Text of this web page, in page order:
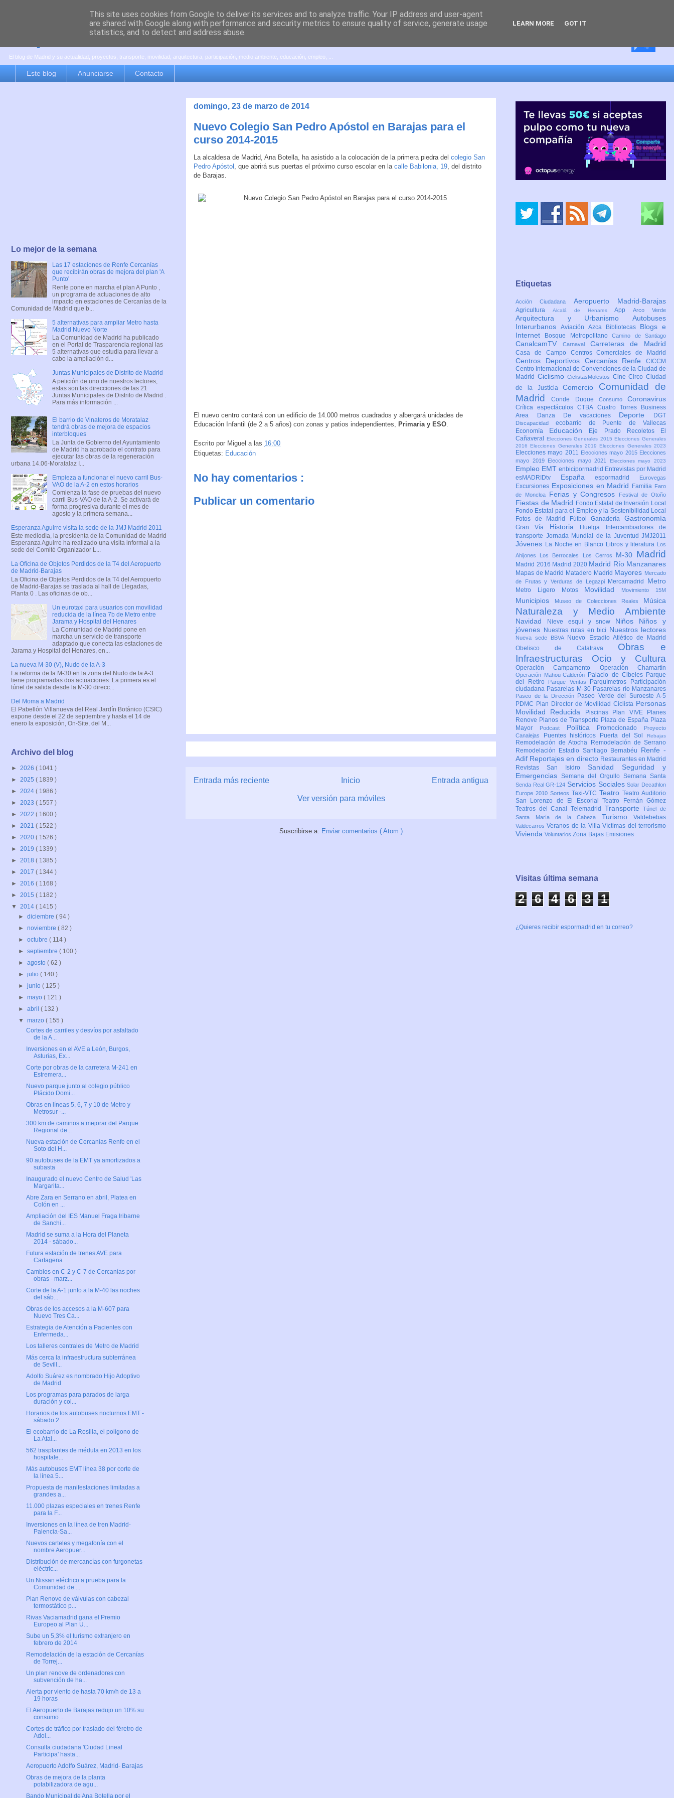
es por madrid
El blog de Madrid y su actualidad, proyectos, transporte, movilidad, arquitectura, participación, medio ambiente, educación, empleo, ...
Este blog Anunciarse Contacto
domingo, 23 de marzo de 2014
Nuevo Colegio San Pedro Apóstol en Barajas para el
curso 2014-2015
La alcaldesa de Madrid, Ana Botella, ha asistido a la colocación de la primera piedra del colegio San
Pedro Apóstol
, que abrirá sus puertas el próximo curso escolar en la calle Babilonia, 19 , del distrito
de Barajas.
El nuevo centro contará con un edificio de 14.000 metros cuadrados y albergará unidades de
Educación Infantil (de 2 a 5 años) con zonas y patios independientes,
Primaria y ESO
Escrito por Miguel a las 16:00
Etiquetas: Educación
No hay comentarios :
Publicar un comentario
Entrada más reciente Entrada antigua
Inicio
Ver versión para móviles
Suscribirse a: Enviar comentarios ( Atom )
Lo mejor de la semana
Las 17 estaciones de Renfe Cercanías
que recibirán obras de mejora del plan 'A
Punto'
Renfe pone en marcha el plan A Punto ,
un programa de actuaciones de alto
impacto en estaciones de Cercanías de la
Comunidad de Madrid que b...
5 alternativas para ampliar Metro hasta
Madrid Nuevo Norte
La Comunidad de Madrid ha publicado
en el Portal de Trasparencia regional las
5 alternativas que estudia para llevar a
cabo la ampliación d...
Juntas Municipales de Distrito de Madrid
A petición de uno de nuestros lectores,
estas son las direcciones de las 21
Juntas Municipales de Distrito de Madrid .
Para más información ...
El barrio de Vinateros de Moratalaz
tendrá obras de mejora de espacios
interbloques
La Junta de Gobierno del Ayuntamiento
de Madrid ha aprobado el contrato para
ejecutar las obras de la regeneración
urbana 14.06-Moratalaz I...
Empieza a funcionar el nuevo carril Bus-
VAO de la A-2 en estos horarios
Comienza la fase de pruebas del nuevo
carril Bus-VAO de la A-2. Se activará de
forma progresiva durante el mes de
agosto y la primera semana...
Esperanza Aguirre visita la sede de la JMJ Madrid 2011
Este mediodía, la presidenta de la Comunidad de Madrid
Esperanza Aguirre ha realizado una visita informal a la
sede del Comité Organizador L...
La Oficina de Objetos Perdidos de la T4 del Aeropuerto
de Madrid-Barajas
La Oficina de Objetos Perdidos de la T4 del Aeropuerto
de Madrid-Barajas se traslada al hall de Llegadas,
Planta 0 . Las oficinas de ob...
Un eurotaxi para usuarios con movilidad
reducida de la línea 7b de Metro entre
Jarama y Hospital del Henares
La Comunidad de Madrid pone en
marcha un servicio de transporte
adaptado que conecta las estaciones de
Jarama y Hospital del Henares, en...
La nueva M-30 (V), Nudo de la A-3
La reforma de la M-30 en la zona del Nudo de la A-3
tiene programadas dos actuaciones: La primera es el
túnel de salida desde la M-30 direcc...
Del Moma a Madrid
El Pabellón Villanueva del Real Jardín Botánico (CSIC)
expone desde el 22 de septiembre y hasta el 14 de
enero la exposición, On-Site, del M...
Archivo del blog
► 2026 ( 1041 )
► 2025 ( 1839 )
► 2024 ( 1986 )
► 2023 ( 1557 )
► 2022 ( 1600 )
► 2021 ( 1522 )
► 2020 ( 1526 )
► 2019 ( 1339 )
► 2018 ( 1385 )
► 2017 ( 1344 )
► 2016 ( 1168 )
► 2015 ( 1182 )
▼ 2014 ( 1415 )
►diciembre( 94 )
►noviembre( 82 )
►octubre( 114 )
►septiembre( 100 )
►agosto( 62 )
►julio( 140 )
►junio( 125 )
►mayo( 121 )
►abril( 132 )
▼marzo( 155 )
Cortes de carriles y desvíos por asfaltado
de la A...
Inversiones en el AVE a León, Burgos,
Asturias, Ex...
Corte por obras de la carretera M-241 en
Estremera...
Nuevo parque junto al colegio público
Plácido Domi...
Obras en líneas 5, 6, 7 y 10 de Metro y
Metrosur -...
300 km de caminos a mejorar del Parque
Regional de...
Nueva estación de Cercanías Renfe en el
Soto del H...
90 autobuses de la EMT ya amortizados a
subasta
Inaugurado el nuevo Centro de Salud 'Las
Margarita...
Abre Zara en Serrano en abril, Platea en
Colón en ...
Ampliación del IES Manuel Fraga Iribarne
de Sanchi...
Madrid se suma a la Hora del Planeta
2014 - sábado...
Futura estación de trenes AVE para
Cartagena
Cambios en C-2 y C-7 de Cercanías por
obras - marz...
Corte de la A-1 junto a la M-40 las noches
del sáb...
Obras de los accesos a la M-607 para
Nuevo Tres Ca...
Estrategia de Atención a Pacientes con
Enfermeda...
Los talleres centrales de Metro de Madrid
Más cerca la infraestructura subterránea
de Sevill...
Adolfo Suárez es nombrado Hijo Adoptivo
de Madrid
Los programas para parados de larga
duración y col...
Horarios de los autobuses nocturnos EMT -
sábado 2...
El ecobarrio de La Rosilla, el polígono de
La Atal...
562 trasplantes de médula en 2013 en los
hospitale...
Más autobuses EMT línea 38 por corte de
la línea 5...
Propuesta de manifestaciones limitadas a
grandes a...
11.000 plazas especiales en trenes Renfe
para la F...
Inversiones en la línea de tren Madrid-
Palencia-Sa...
Nuevos carteles y megafonía con el
nombre Aeropuer...
Distribución de mercancías con furgonetas
eléctric...
Un Nissan eléctrico a prueba para la
Comunidad de ...
Plan Renove de válvulas con cabezal
termostático p...
Rivas Vaciamadrid gana el Premio
Europeo al Plan U...
Sube un 5,3% el turismo extranjero en
febrero de 2014
Remodelación de la estación de Cercanías
de Torrej...
Un plan renove de ordenadores con
subvención de ha...
Alerta por viento de hasta 70 km/h de 13 a
19 horas
El Aeropuerto de Barajas redujo un 10% su
consumo ...
Cortes de tráfico por traslado del féretro de
Adol...
Consulta ciudadana 'Ciudad Lineal
Participa' hasta...
Aeropuerto Adolfo Suárez, Madrid- Barajas
Obras de mejora de la planta
potabilizadora de agu...
Bando Municipal de Ana Botella por el
Etiquetas
Acción Ciudadana Aeropuerto Madrid-Barajas
Agricultura Alcalá de HenaresAppArco Verde
Arquitectura y Urbanismo Autobuses
Interurbanos Aviación Azca Bibliotecas Blogs e
Internet
Bosque MetropolitanoCamino de Santiago
CanalcamTV Carnaval Carreteras de Madrid
Casa de Campo Centros Comerciales de Madrid
Centros Deportivos Cercanías Renfe CICCM
Centro Internacional de Convenciones de la Ciudad de
Madrid CiclismoCiclistasMolestos CineCircoCiudad
de la JusticiaComercio Comunidad de
MadridConde Duque Consumo Coronavirus
Crítica espectáculosCTBA Cuatro Torres Business
Area
Danza De vacaciones Deporte DGT
Discapacidad ecobarrio de Puente de Vallecas
Economía Educación Eje Prado Recoletos
El
Cañaveral
Elecciones Generales 2015 Elecciones Generales
2016 Elecciones Generales 2019 Elecciones Generales 2023
Elecciones mayo 2011 Elecciones mayo 2015 Elecciones
mayo 2019
Elecciones mayo 2021 Elecciones mayo 2023
Empleo EMT enbicipormadrid Entrevistas por Madrid
esMADRIDtv Españaespormadrid Eurovegas
Excursiones Exposiciones en Madrid Familia Faro
de Moncloa
Ferias y Congresos Festival de Otoño
Fiestas de Madrid Fondo Estatal de Inversión Local
Fondo Estatal para el Empleo y la Sostenibilidad Local
Fotos de Madrid
FútbolGanaderíaGastronomía
Gran Vía Historia Huelga
Intercambiadores de
transporte Jornada Mundial de la Juventud JMJ2011
Jóvenes La Noche en Blanco Libros y literatura
Los
Ahijones
Los Berrocales Los Cerros M-30 Madrid
Madrid 2016 Madrid 2020 Madrid Río Manzanares
Mapas de Madrid Matadero Madrid Mayores Mercado
de Frutas y Verduras de Legazpi
Mercamadrid Metro
Metro Ligero Motos Movilidad Movimiento 15M
Municipios Museo de Colecciones Reales Música
Naturaleza y Medio Ambiente
Navidad Nieve esquí y snow Niños Niños y
jóvenes
Nuestras rutas en bici Nuestros lectores
Nueva sede BBVA
Nuevo Estadio Atlético de Madrid
Obelisco de Calatrava Obras e
Infraestructuras Ocio y Cultura
Operación Campamento Operación Chamartín
Operación Mahou-Calderón Palacio de Cibeles Parque
del Retiro
Parque Ventas Parquímetros
Participación
ciudadana Pasarelas M-30 Pasarelas río Manzanares
Paseo de la Dirección
Paseo Verde del Suroeste A-5
PDMC Plan Director de Movilidad Ciclista Personas
Movilidad Reducida
Piscinas Plan VIVE
Planes
Renove Planos de Transporte Plaza de España Plaza
Mayor
Podcast Política Promocionado
Proyecto
Canalejas
Puentes históricos Puerta del Sol Rebajas
Remodelación de Atocha
Remodelación de Serrano
Remodelación Estadio Santiago Bernabéu Renfe -
Adif Reportajes en directo Restaurantes en Madrid
Revistas San Isidro Sanidad Seguridad y
Emergencias Semana del Orgullo Semana Santa
Senda Real GR-124 Servicios SocialesSolar Decathlon
Europe 2010 Sorteos Taxi-VTC Teatro Teatro Auditorio
San Lorenzo de El EscorialTeatro Fernán Gómez
Teatros del Canal Telemadrid TransporteTúnel de
Santa María de la Cabeza Turismo Valdebebas
ValdecarrosVeranos de la VillaVíctimas del terrorismo
Vivienda Voluntarios Zona Bajas Emisiones
Visitas última semana
2 6 4 6 3 1
¿Quieres recibir espormadrid en tu correo?
This site uses cookies from Google to deliver its services and to analyze traffic. Your IP address and user-agent
are shared with Google along with performance and security metrics to ensure quality of service, generate usage
statistics, and to detect and address abuse.
LEARN MORE GOT IT